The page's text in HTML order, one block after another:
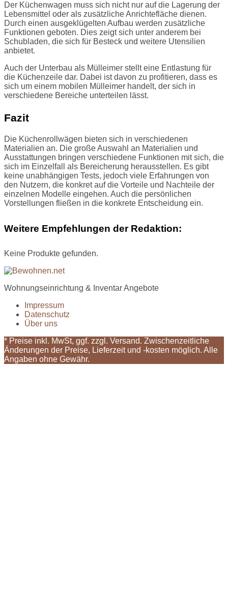
Der Küchenwagen muss sich nicht nur auf die Lagerung der
Lebensmittel oder als zusätzliche Anrichtefläche dienen.
Durch einen ausgeklügelten Aufbau werden zusätzliche
Funktionen geboten. Dies zeigt sich unter anderem bei
Schubladen, die sich für Besteck und weitere Utensilien
anbietet.
Auch der Unterbau als Mülleimer stellt eine Entlastung für
die Küchenzeile dar. Dabei ist davon zu profitieren, dass es
sich um einem mobilen Mülleimer handelt, der sich in
verschiedene Bereiche unterteilen lässt.
Fazit
Die Küchenrollwägen bieten sich in verschiedenen
Materialien an. Die große Auswahl an Materialien und
Ausstattungen bringen verschiedene Funktionen mit sich, die
sich im Einzelfall als Bereicherung herausstellen. Es gibt
keine unabhängigen Tests, jedoch viele Erfahrungen von
den Nutzern, die konkret auf die Vorteile und Nachteile der
einzelnen Modelle eingehen. Auch die persönlichen
Vorstellungen fließen in die konkrete Entscheidung ein.
Weitere Empfehlungen der Redaktion:
Keine Produkte gefunden.
Wohnungseinrichtung & Inventar Angebote
Impressum
Datenschutz
Über uns
* Preise inkl. MwSt, ggf. zzgl. Versand. Zwischenzeitliche
Änderungen der Preise, Lieferzeit und -kosten möglich. Alle
Angaben ohne Gewähr.